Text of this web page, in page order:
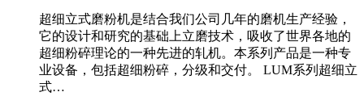
超细立式磨粉机是结合我们公司几年的磨机生产经验，
它的设计和研究的基础上立磨技术，吸收了世界各地的
超细粉碎理论的一种先进的轧机。本系列产品是一种专
业设备，包括超细粉碎，分级和交付。 LUM系列超细立
式…